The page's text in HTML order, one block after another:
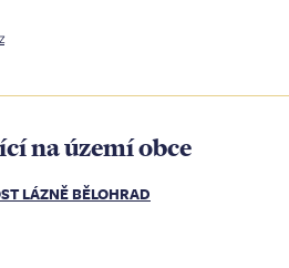
na území obce
LÁZNĚ BĚLOHRAD